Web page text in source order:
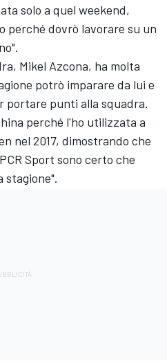
solo a quel weekend,
perché dovrò lavorare su un
Mikel Azcona, ha molta
potrò imparare da lui e
portare punti alla squadra.
perché l'ho utilizzata a
nel 2017, dimostrando che
Sport sono certo che
stagione".